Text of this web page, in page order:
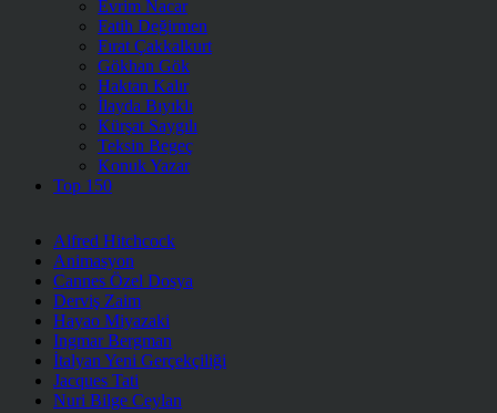
Evrim Nacar
Fatih Değirmen
Fırat Çakkalkurt
Gökhan Gök
Haktan Kalır
İlayda Bıyıklı
Kürşat Saygılı
Teksin Begeç
Konuk Yazar
Top 150
Alfred Hitchcock
Animasyon
Cannes Özel Dosya
Derviş Zaim
Hayao Miyazaki
Ingmar Bergman
İtalyan Yeni Gerçekçiliği
Jacques Tati
Nuri Bilge Ceylan